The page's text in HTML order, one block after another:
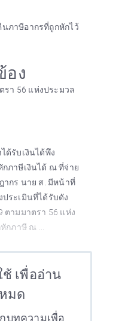
ภาษีอากรที่ถูกหักไว้
อง
รา 56 แห่งประมวล
ด้รับเงินได้พึง
ภาษีเงินได้ ณ ที่จ่าย
ากร นาย ส. มีหน้าที่
ประเมินที่ได้รับดัง
ตามมาตรา 56 แห่ง
กภาษี ณ ...
เพื่ออ่าน
มด
บทความเพื่อ